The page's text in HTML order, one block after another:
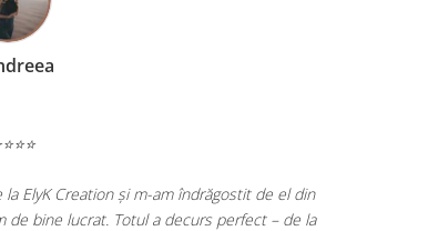
ElyK Creation și m-am îndrăgostit de el din
de bine lucrat. Totul a decurs perfect – de la